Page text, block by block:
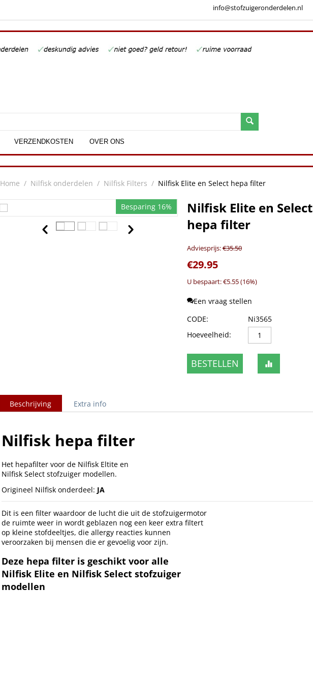
info@stofzuigeronderdelen.nl
VERZENDKOSTEN OVER ONS
Home / Nilfisk onderdelen / Nilfisk Filters / Nilfisk Elite en Select hepa filter
Besparing 16%
Nilfisk Elite en Select
hepa filter
Adviesprijs:€35.50
€29.95
U bespaart: €5.55(16%)
Een vraag stellen
CODE:
Ni3565
Hoeveelheid:
BESTELLEN
Beschrijving Extra info
Nilfisk hepa filter
Het hepafilter voor de Nilfisk Eltite en
Nilfisk Select stofzuiger modellen.
Origineel Nilfisk onderdeel: JA
Dit is een filter waardoor de lucht die uit de stofzuigermotor
de ruimte weer in wordt geblazen nog een keer extra filtert
op kleine stofdeeltjes, die allergy reacties kunnen
veroorzaken bij mensen die er gevoelig voor zijn.
Deze hepa filter is geschikt voor alle
Nilfisk Elite en Nilfisk Select stofzuiger
modellen